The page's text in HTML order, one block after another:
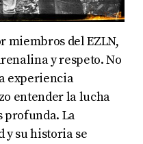
miembros del EZLN,
y respeto. No
experiencia
entender la lucha
profunda. La
y su historia se